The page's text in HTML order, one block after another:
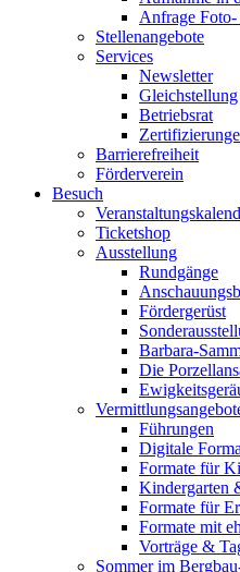
Anfrage
Stellenangebote
Services
Newsletter
Gleichstellung
Betriebsrat
Barrierefreiheit
Förderverein
Besuch
Ticketshop
Ausstellung
Rundgänge
Fördergerüst
Barbara-
Die
Führungen
Digitale
Formate für
Kindergarten
Formate für
Formate mit
Vorträge &
Sommer im